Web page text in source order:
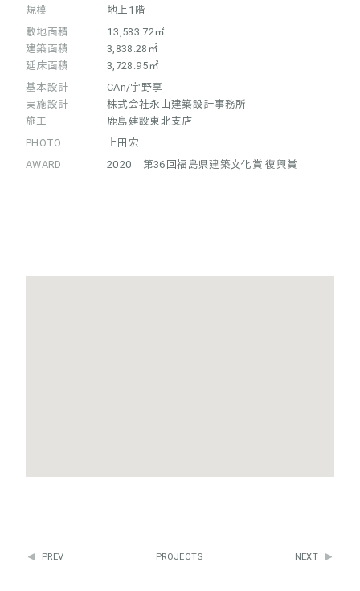
規模
地上1階
敷地面積
建築面積
延床面積
13,583.72㎡
3,838.28㎡
3,728.95㎡
基本設計
実施設計
施工
CAn/宇野享
株式会社永山建築設計事務所
鹿島建設東北支店
PHOTO
上田宏
AWARD
2020 第36回福島県建築文化賞 復興賞
PREV PROJECTS NEXT